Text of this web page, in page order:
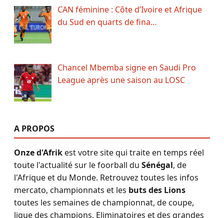
CAN féminine : Côte d’Ivoire et Afrique
du Sud en quarts de fina…
Chancel Mbemba signe en Saudi Pro
League après une saison au LOSC
A PROPOS
Onze d'Afrikest votre site qui traite en temps réel
toute l'actualité sur le foorball du Sénégal, de
l'Afrique et du Monde. Retrouvez toutes les infos
mercato, championnats et les buts des Lions
toutes les semaines de championnat, de coupe,
ligue des champions, Eliminatoires et des grandes